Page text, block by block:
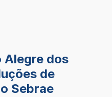
Alegre dos
de
Sebrae